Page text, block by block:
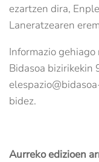
ezartzen dira,
Laneratzearen
Informazio
Bidasoa
bidez.
Aurreko edizioen